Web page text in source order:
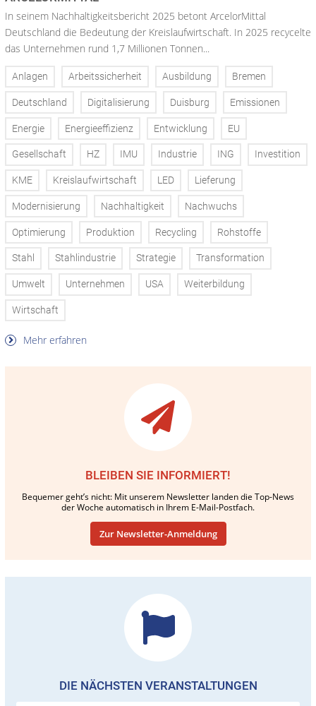
In seinem Nachhaltigkeitsbericht 2025 betont ArcelorMittal
Deutschland die Bedeutung der Kreislaufwirtschaft. In 2025 recycelte
das Unternehmen rund 1,7 Millionen Tonnen...
Anlagen Arbeitssicherheit Ausbildung Bremen
Deutschland Digitalisierung Duisburg Emissionen
Energie Energieeffizienz Entwicklung EU
Gesellschaft HZ IMU Industrie ING Investition
KME Kreislaufwirtschaft LED Lieferung
Modernisierung Nachhaltigkeit Nachwuchs
Optimierung Produktion Recycling Rohstoffe
Stahl Stahlindustrie Strategie Transformation
Umwelt Unternehmen USA Weiterbildung
Wirtschaft
Mehr erfahren
BLEIBEN SIE INFORMIERT!
Bequemer geht’s nicht: Mit unserem Newsletter landen die Top-News
der Woche automatisch in Ihrem E-Mail-Postfach.
Zur Newsletter-Anmeldung
DIE NÄCHSTEN VERANSTALTUNGEN